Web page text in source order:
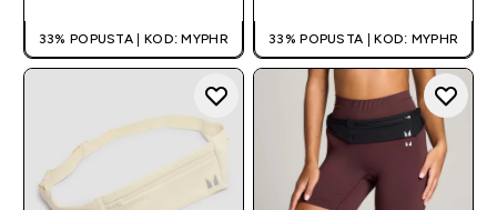
33% POPUSTA | KOD: MYPHR 33% POPUSTA | KOD: MYPHR